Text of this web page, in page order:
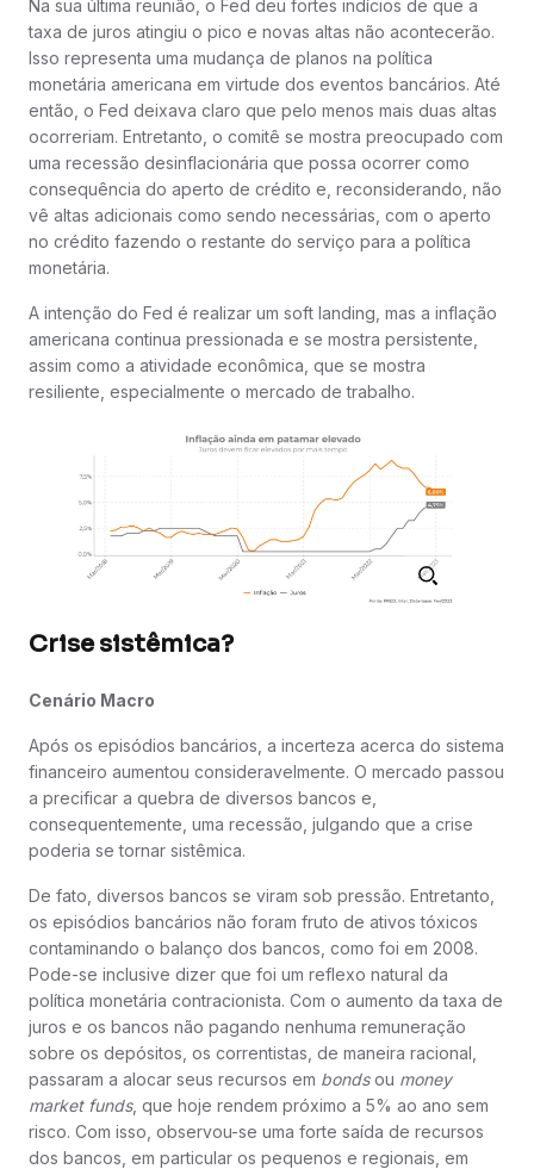
Na sua última reunião, o Fed deu fortes indícios de que a
taxa de juros atingiu o pico e novas altas não acontecerão.
Isso representa uma mudança de planos na política
monetária americana em virtude dos eventos bancários. Até
então, o Fed deixava claro que pelo menos mais duas altas
ocorreriam. Entretanto, o comitê se mostra preocupado com
uma recessão desinflacionária que possa ocorrer como
consequência do aperto de crédito e, reconsiderando, não
vê altas adicionais como sendo necessárias, com o aperto
no crédito fazendo o restante do serviço para a política
monetária.
A intenção do Fed é realizar um soft landing, mas a inflação
americana continua pressionada e se mostra persistente,
assim como a atividade econômica, que se mostra
resiliente, especialmente o mercado de trabalho.
Crise sistêmica?
Cenário Macro
Após os episódios bancários, a incerteza acerca do sistema
financeiro aumentou consideravelmente. O mercado passou
a precificar a quebra de diversos bancos e,
consequentemente, uma recessão, julgando que a crise
poderia se tornar sistêmica.
De fato, diversos bancos se viram sob pressão. Entretanto,
os episódios bancários não foram fruto de ativos tóxicos
contaminando o balanço dos bancos, como foi em 2008.
Pode-se inclusive dizer que foi um reflexo natural da
política monetária contracionista. Com o aumento da taxa de
juros e os bancos não pagando nenhuma remuneração
sobre os depósitos, os correntistas, de maneira racional,
passaram a alocar seus recursos em bondsou money
market funds, que hoje rendem próximo a 5% ao ano sem
risco. Com isso, observou-se uma forte saída de recursos
dos bancos, em particular os pequenos e regionais, em